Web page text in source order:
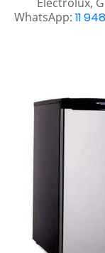
WhatsApp: 11